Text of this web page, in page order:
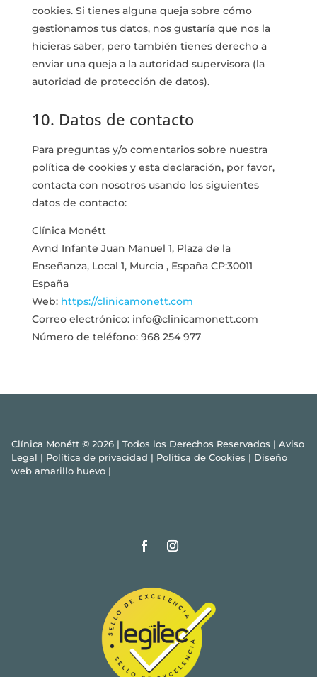
cookies. Si tienes alguna queja sobre cómo
gestionamos tus datos, nos gustaría que nos la
hicieras saber, pero también tienes derecho a
enviar una queja a la autoridad supervisora (la
autoridad de protección de datos).
10. Datos de contacto
Para preguntas y/o comentarios sobre nuestra
política de cookies y esta declaración, por favor,
contacta con nosotros usando los siguientes
datos de contacto:
Clínica Monétt
Avnd Infante Juan Manuel 1, Plaza de la
Enseñanza, Local 1, Murcia , España CP:30011
España
Web: https://clinicamonett.com
Correo electrónico: info@clinicamonett.com
Número de teléfono: 968 254 977
Clínica Monétt © 2026 | Todos los Derechos Reservados | Aviso
Legal | Política de privacidad | Política de Cookies | Diseño
web amarillo huevo|